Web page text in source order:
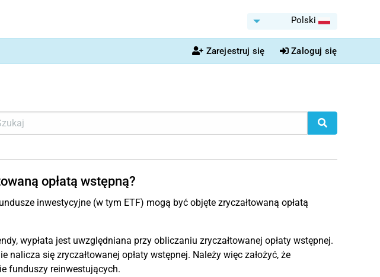
Polski
Zarejestruj się Zaloguj się
opłatą wstępną?
inwestycyjne (w tym ETF) mogą być objęte zryczałtowaną opłatą
wypłata jest uwzględniana przy obliczaniu zryczałtowanej opłaty wstępnej.
nalicza się zryczałtowanej opłaty wstępnej. Należy więc założyć, że
funduszy reinwestujących.